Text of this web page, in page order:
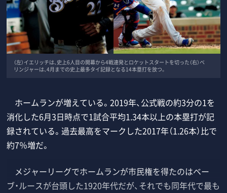
（左）イエリッチは、史上6人目の開幕から4戦連発とロケットスタートを切った（右）ベ
リンジャーは、4月までの史上最多タイ記録となる14本塁打を放つ。
ホームランが増えている。2019年、公式戦の約3分の1を
消化した6月3日時点で1試合平均1.34本以上の本塁打が記
録されている。過去最高をマークした2017年（1.26本）比で
約7％増だ。
メジャーリーグでホームランが市民権を得たのはベー
ブ・ルースが台頭した1920年代だが、それでも同年代で最も